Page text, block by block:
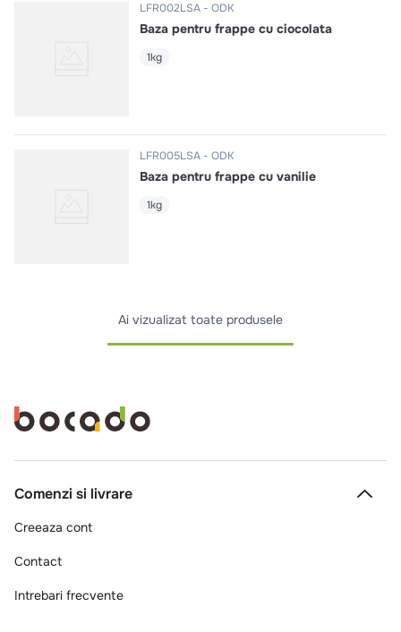
LFR002LSA ODK
Baza pentru frappe cu ciocolata
1kg
LFR005LSA ODK
Baza pentru frappe cu vanilie
1kg
Ai vizualizat toate produsele
Comenzi si livrare
Creeaza cont
Contact
Intrebari frecvente